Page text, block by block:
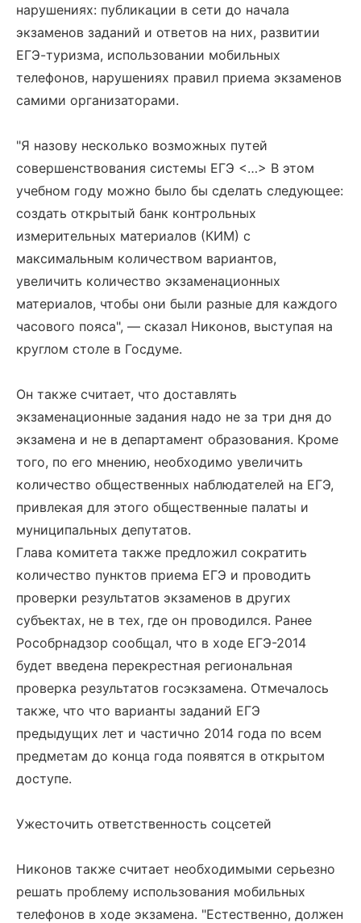
нарушениях: публикации в сети до начала
экзаменов заданий и ответов на них, развитии
ЕГЭ-туризма, использовании мобильных
телефонов, нарушениях правил приема экзаменов
самими организаторами.
"Я назову несколько возможных путей
совершенствования системы ЕГЭ <…> В этом
учебном году можно было бы сделать следующее:
создать открытый банк контрольных
измерительных материалов (КИМ) с
максимальным количеством вариантов,
увеличить количество экзаменационных
материалов, чтобы они были разные для каждого
часового пояса", — сказал Никонов, выступая на
круглом столе в Госдуме.
Он также считает, что доставлять
экзаменационные задания надо не за три дня до
экзамена и не в департамент образования. Кроме
того, по его мнению, необходимо увеличить
количество общественных наблюдателей на ЕГЭ,
привлекая для этого общественные палаты и
муниципальных депутатов.
Глава комитета также предложил сократить
количество пунктов приема ЕГЭ и проводить
проверки результатов экзаменов в других
субъектах, не в тех, где он проводился. Ранее
Рособрнадзор сообщал, что в ходе ЕГЭ-2014
будет введена перекрестная региональная
проверка результатов госэкзамена. Отмечалось
также, что что варианты заданий ЕГЭ
предыдущих лет и частично 2014 года по всем
предметам до конца года появятся в открытом
доступе.
Ужесточить ответственность соцсетей
Никонов также считает необходимыми серьезно
решать проблему использования мобильных
телефонов в ходе экзамена. "Естественно, должен